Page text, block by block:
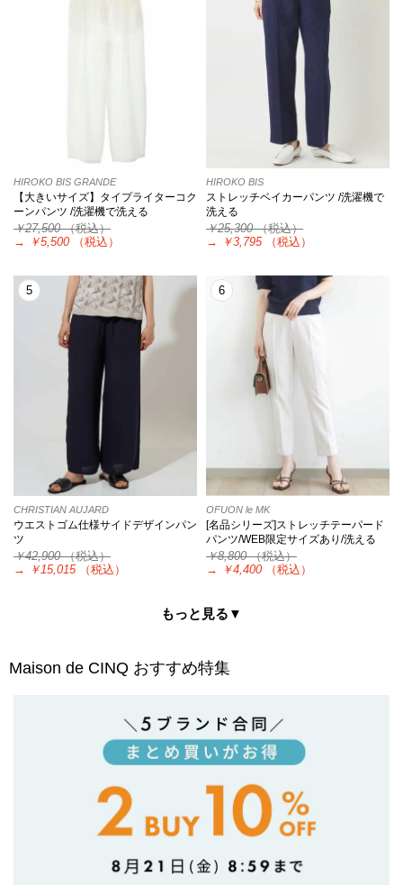
HIROKO BIS GRANDE
【大きいサイズ】タイプライターコク
ーンパンツ /洗濯機で洗える
￥27,500（税込）
→
￥5,500 （税込）
HIROKO BIS
ストレッチベイカーパンツ /洗濯機で
洗える
￥25,300（税込）
→
￥3,795 （税込）
5
CHRISTIAN AUJARD
ウエストゴム仕様サイドデザインパン
ツ
￥42,900（税込）
→
￥15,015 （税込）
6
OFUON le MK
[名品シリーズ]ストレッチテーパード
パンツ/WEB限定サイズあり/洗える
￥8,800（税込）
→
￥4,400 （税込）
もっと見る▼
Maison de CINQ おすすめ特集